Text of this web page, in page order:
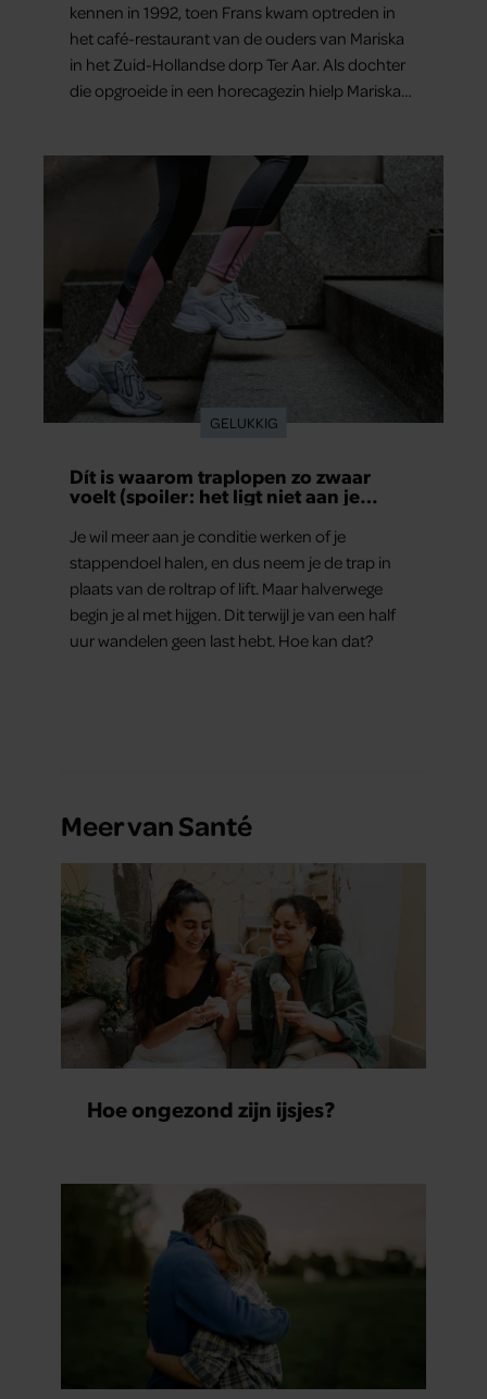
kennen in 1992, toen Frans kwam optreden in
het café-restaurant van de ouders van Mariska
in het Zuid-Hollandse dorp Ter Aar. Als dochter
die opgroeide in een horecagezin hielp Mariska
GELUKKIG
Dít is waarom traplopen zo zwaar
voelt (spoiler: het ligt niet aan je
Je wil meer aan je conditie werken of je
stappendoel halen, en dus neem je de trap in
plaats van de roltrap of lift. Maar halverwege
begin je al met hijgen. Dit terwijl je van een half
uur wandelen geen last hebt. Hoe kan dat?
Meer van Santé
Hoe ongezond zijn ijsjes?